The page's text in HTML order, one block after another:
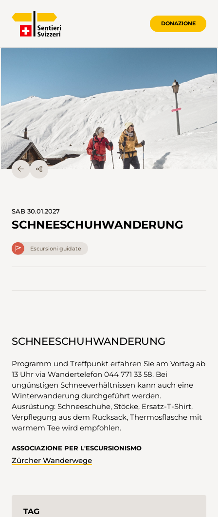
DONAZIONE
SAB 30.01.2027
SCHNEESCHUHWANDERUNG
Escursioni guidate
SCHNEESCHUHWANDERUNG
Programm und Treffpunkt erfahren Sie am Vortag ab
13 Uhr via Wandertelefon 044 771 33 58. Bei
ungünstigen Schneeverhältnissen kann auch eine
Winterwanderung durchgeführt werden.
Ausrüstung: Schneeschuhe, Stöcke, Ersatz-T-Shirt,
Verpflegung aus dem Rucksack, Thermosflasche mit
warmem Tee wird empfohlen.
ASSOCIAZIONE PER L'ESCURSIONISMO
Zürcher Wanderwege
TAG